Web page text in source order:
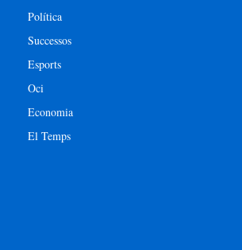
Política
Successos
Esports
Oci
Economia
El Temps